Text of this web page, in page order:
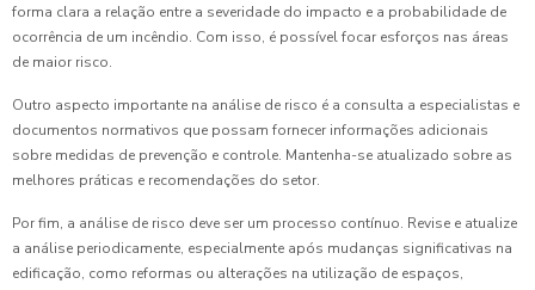
forma clara a relação entre a severidade do impacto e a probabilidade de
ocorrência de um incêndio. Com isso, é possível focar esforços nas áreas
de maior risco.
Outro aspecto importante na análise de risco é a consulta a especialistas e
documentos normativos que possam fornecer informações adicionais
sobre medidas de prevenção e controle. Mantenha-se atualizado sobre as
melhores práticas e recomendações do setor.
Por fim, a análise de risco deve ser um processo contínuo. Revise e atualize
a análise periodicamente, especialmente após mudanças significativas na
edificação, como reformas ou alterações na utilização de espaços,